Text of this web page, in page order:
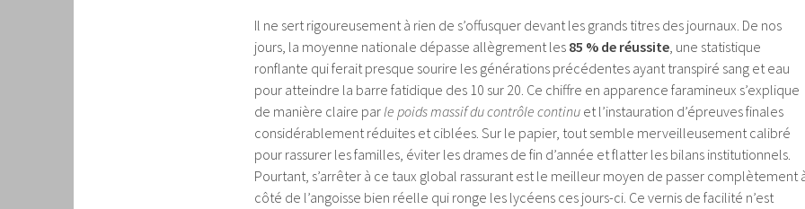
Il ne sert rigoureusement à rien de s’offusquer devant les grands titres des journaux. De nos
jours, la moyenne nationale dépasse allègrement les 85 % de réussite, une statistique
ronflante qui ferait presque sourire les générations précédentes ayant transpiré sang et eau
pour atteindre la barre fatidique des 10 sur 20. Ce chiffre en apparence faramineux s’explique
de manière claire parle poids massif du contrôle continu et l’instauration d’épreuves finales
considérablement réduites et ciblées. Sur le papier, tout semble merveilleusement calibré
pour rassurer les familles, éviter les drames de fin d’année et flatter les bilans institutionnels.
Pourtant, s’arrêter à ce taux global rassurant est le meilleur moyen de passer complètement
côté de l’angoisse bien réelle qui ronge les lycéens ces jours-ci. Ce vernis de facilité n’est